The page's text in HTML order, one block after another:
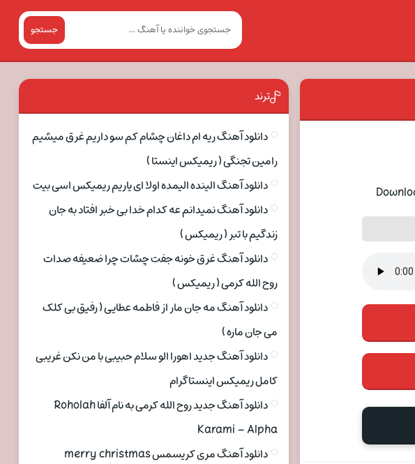
جستجو
ترند
دانلود آهنگ ریه ام داغان چشام کم سو داریم غرق میشیم
رامین تجنگی ( ریمیکس اینستا )
دانلود آهنگ الینده الیمده اولا ای یاریم ریمیکس اسی بیت
دانلود آهنگ نمیدانم عه کدام خدا بی خبر افتاد به جان
زندگیم با تبر ( ریمیکس )
دانلود آهنگ غرق خونه جفت چشات چرا ضعیفه صدات
روح الله کرمی ( ریمیکس )
دانلود آهنگ مه جان مار از فاطمه عطایی ( رفیق بی کلک
می جان ماره )
دانلود آهنگ جدید اهورا الو سلام حبیبی با من نکن غریبی
کامل ریمیکس اینستاگرام
دانلود آهنگ جدید روح الله کرمی به نام آلفا Roholah
Karami – Alpha
دانلود آهنگ مری کریسمس merry christmas